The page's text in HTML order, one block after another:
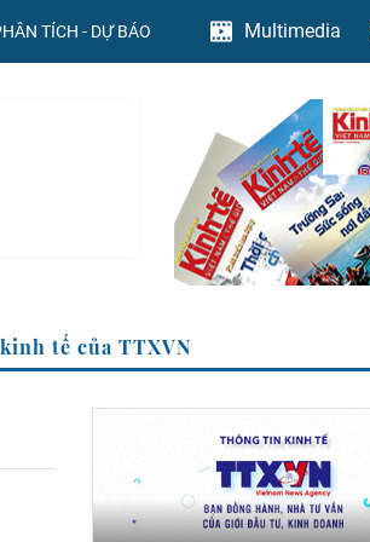
TÍCH - DỰ BÁO Multimedia
Trang Thông tin kinh tế của TTXVN